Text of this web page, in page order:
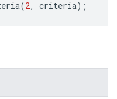
(2, criteria);